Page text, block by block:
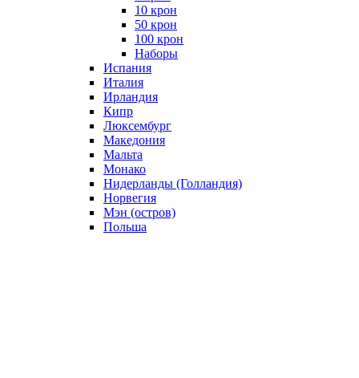
10 крон
50 крон
100 крон
Наборы
Испания
Италия
Ирландия
Кипр
Люксембург
Македония
Мальта
Монако
Нидерланды (Голландия)
Норвегия
Мэн (остров)
Польша